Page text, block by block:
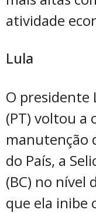
atividade
Lula
O presidente
(PT) voltou a
manutenção
do País, a
(BC) no nível
que ela inibe